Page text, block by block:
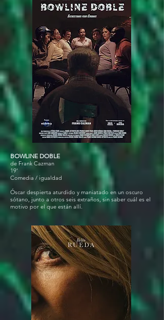
BOWLINE DOBLE
de Frank Cazman
19'
Comedia / igualdad
Óscar despierta aturdido y maniatado en un oscuro
sótano, junto a otros seis extraños, sin saber cuál es el
motivo por el que están allí.